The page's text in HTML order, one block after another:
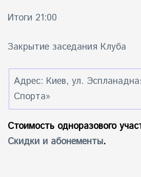
Итоги 21:00
Закрытие заседания Клуба
Адрес: Киев, ул.
Спорта»
Стоимость одноразового
Скидки и абонементы.